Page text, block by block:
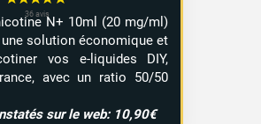
N+ 10ml (20 mg/ml)
solution économique et
vos e-liquides DIY,
avec un ratio 50/50
sur le web: 10,90€